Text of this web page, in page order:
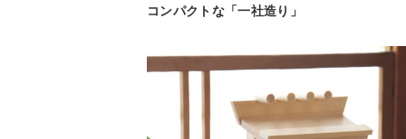
コンパクトな「一社造り」